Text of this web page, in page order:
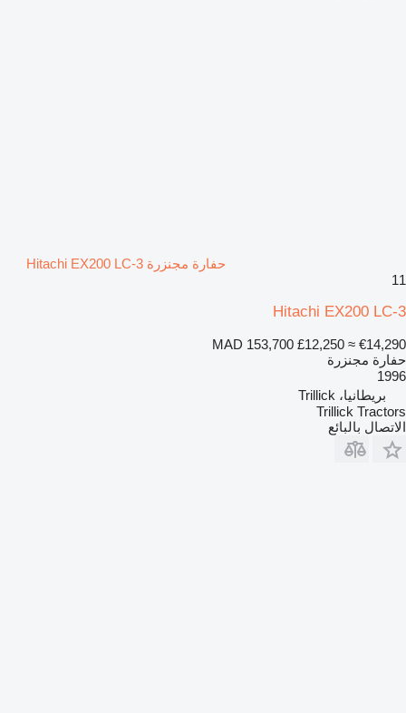
حفارة مجنزرة Hitachi EX200 LC-3
11
Hitachi EX200 LC-3
MAD 153,700 £12,250 ≈ €14,290
حفارة مجنزرة
1996
بريطانيا، Trillick
Trillick Tractors
الاتصال بالبائع